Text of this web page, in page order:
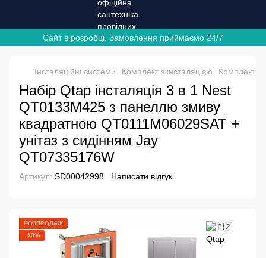
Сайт в розробці. Замовлення приймаємо 24/7
Інсталяційні системи Комплект з інсталяцією Комплект з
Набір Qtap інсталяція 3 в 1 Nest
QT0133M425 з панеллю змиву
квадратною QT0111M06029SAT +
унітаз з сидінням Jay
QT07335176W
Артикул: SD00042998 Написати відгук
РОЗПРОДАЖ
−10%